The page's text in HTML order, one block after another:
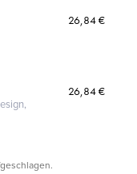
26,84 €
26,84 €